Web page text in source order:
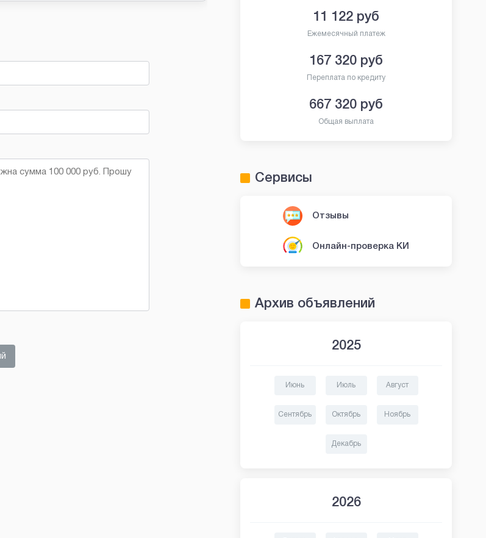
11 122 руб
Ежемесячный платеж
167 320 руб
Переплата по кредиту
667 320 руб
Общая выплата
Сервисы
Отзывы
Онлайн-проверка КИ
Архив объявлений
2025
Июнь Июль Август
Сентябрь Октябрь Ноябрь
Декабрь
2026